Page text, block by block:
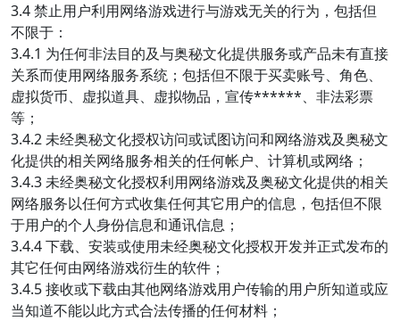
3.4 禁止用户利用网络游戏进行与游戏无关的行为，包括但
不限于：
3.4.1 为任何非法目的及与奥秘文化提供服务或产品未有直接
关系而使用网络服务系统；包括但不限于买卖账号、角色、
虚拟货币、虚拟道具、虚拟物品，宣传******、非法彩票
等；
3.4.2 未经奥秘文化授权访问或试图访问和网络游戏及奥秘文
化提供的相关网络服务相关的任何帐户、计算机或网络；
3.4.3 未经奥秘文化授权利用网络游戏及奥秘文化提供的相关
网络服务以任何方式收集任何其它用户的信息，包括但不限
于用户的个人身份信息和通讯信息；
3.4.4 下载、安装或使用未经奥秘文化授权开发并正式发布的
其它任何由网络游戏衍生的软件；
3.4.5 接收或下载由其他网络游戏用户传输的用户所知道或应
当知道不能以此方式合法传播的任何材料；